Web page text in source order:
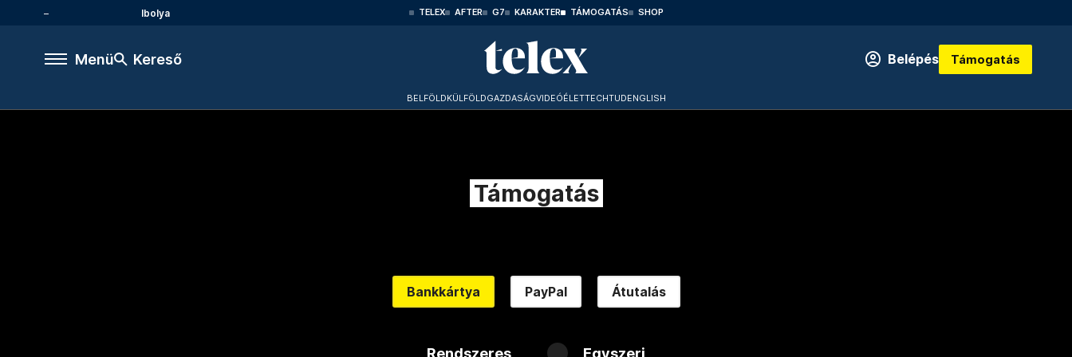
Ibolya TELEX AFTER G7 KARAKTER TÁMOGATÁS SHOP
Menü Kereső Belépés Támogatás
BELFÖLDKÜLFÖLDGAZDASÁGVIDEÓÉLETTECHTUDENGLISH
Támogatás
Bankkártya PayPal Átutalás
Rendszeres Egyszeri